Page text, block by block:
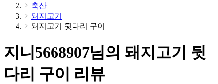
축산
돼지고기
돼지고기 뒷다리 구이
지니5668907님의 돼지고기 뒷
다리 구이 리뷰